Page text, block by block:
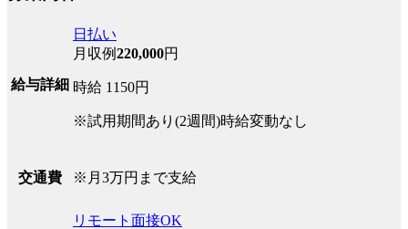
給与詳細
日払い
月収例220,000円
時給 1150円
※試用期間あり(2週間)時給変動なし
交通費 ※月3万円まで支給
リモート面接OK